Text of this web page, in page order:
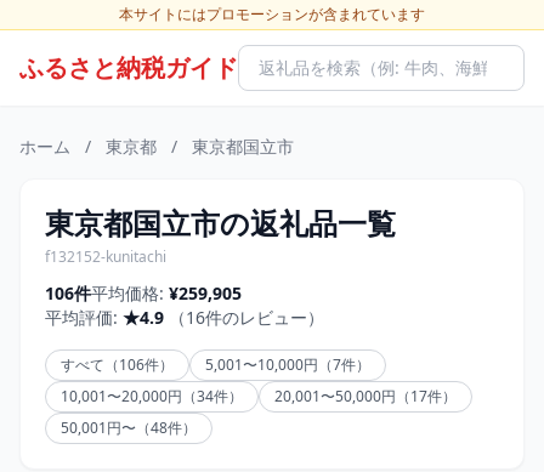
本サイトにはプロモーションが含まれています
ふるさと納税ガイド
ホーム / 東京都 / 東京都国立市
東京都国立市の返礼品一覧
f132152-kunitachi
106件平均価格: ¥259,905
平均評価: ★4.9 （16件のレビュー）
すべて（106件）
5,001〜10,000円（7件）
10,001〜20,000円（34件）
20,001〜50,000円（17件）
50,001円〜（48件）